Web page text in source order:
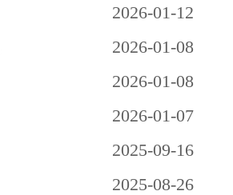
2026-01-12
2026-01-08
2026-01-08
2026-01-07
2025-09-16
2025-08-26